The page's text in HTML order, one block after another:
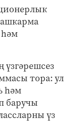
тора: ул
һәм
баручы
үз